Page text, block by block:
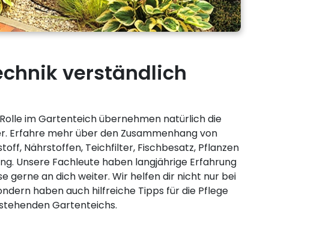
verständlich
im Gartenteich übernehmen natürlich die
Erfahre mehr über den Zusammenhang von
Nährstoffen, Teichfilter, Fischbesatz, Pflanzen
Unsere Fachleute haben langjährige Erfahrung
gerne an dich weiter. Wir helfen dir nicht nur bei
haben auch hilfreiche Tipps für die Pflege
Gartenteichs.